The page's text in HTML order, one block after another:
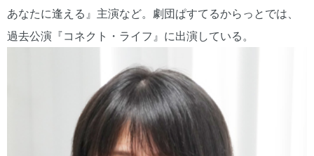
あなたに逢える』主演など。劇団ぱすてるからっとでは、
過去公演『コネクト・ライフ』に出演している。